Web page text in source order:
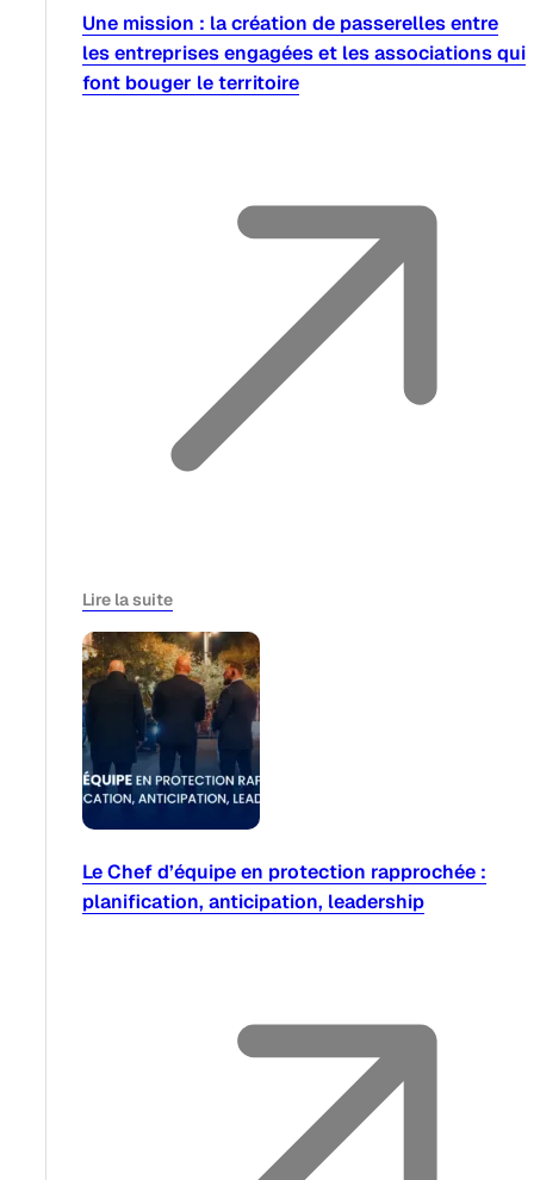
Une mission : la création de passerelles entre
les entreprises engagées et les associations qui
font bouger le territoire
Lire la suite
Le Chef d’équipe en protection rapprochée :
planification, anticipation, leadership